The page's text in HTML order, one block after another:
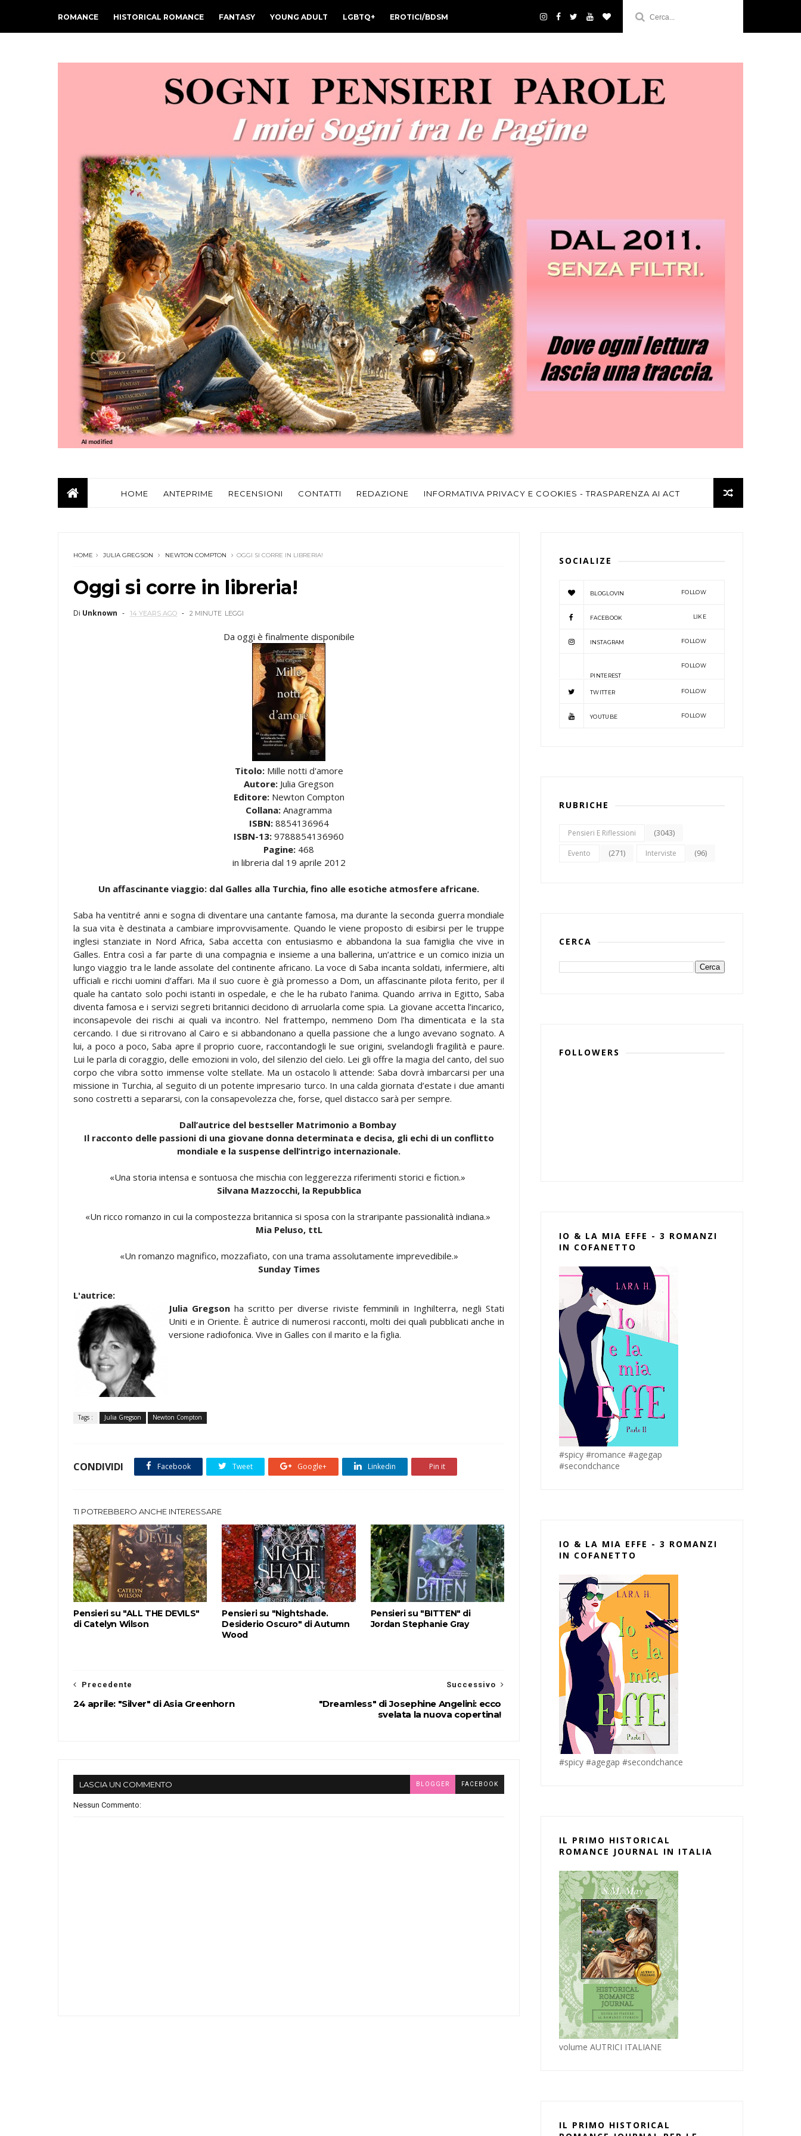
ROMANCE HISTORICAL ROMANCE FANTASY YOUNG ADULT LGBTQ+ EROTICI/BDSM
HOME ANTEPRIME RECENSIONI CONTATTI REDAZIONE INFORMATIVA PRIVACY E COOKIES - TRASPARENZA AI ACT
HOME JULIA GREGSON NEWTON COMPTON OGGI SI CORRE IN LIBRERIA!
Oggi si corre in libreria!
Di Unknown 14 YEARS AGO 2 MINUTE LEGGI
Da oggi è finalmente disponibile
Titolo:Mille notti d'amore
Autore: Julia Gregson
Editore:Newton Compton
Collana: Anagramma
ISBN:8854136964
ISBN-13: 9788854136960
Pagine: 468
in libreria dal 19 aprile 2012
Un affascinante viaggio: dal Galles alla Turchia, fino alle esotiche atmosfere africane.
Saba ha ventitré anni e sogna di diventare una cantante famosa, ma durante la seconda guerra mondiale
la sua vita è destinata a cambiare improvvisamente. Quando le viene proposto di esibirsi per le truppe
inglesi stanziate in Nord Africa, Saba accetta con entusiasmo e abbandona la sua famiglia che vive in
Galles. Entra così a far parte di una compagnia e insieme a una ballerina, un’attrice e un comico inizia un
lungo viaggio tra le lande assolate del continente africano. La voce di Saba incanta soldati, infermiere, alti
ufficiali e ricchi uomini d’affari. Ma il suo cuore è già promesso a Dom, un affascinante pilota ferito, per il
quale ha cantato solo pochi istanti in ospedale, e che le ha rubato l’anima. Quando arriva in Egitto, Saba
diventa famosa e i servizi segreti britannici decidono di arruolarla come spia. La giovane accetta l’incarico,
inconsapevole dei rischi ai quali va incontro. Nel frattempo, nemmeno Dom l’ha dimenticata e la sta
cercando. I due si ritrovano al Cairo e si abbandonano a quella passione che a lungo avevano sognato. A
lui, a poco a poco, Saba apre il proprio cuore, raccontandogli le sue origini, svelandogli fragilità e paure.
Lui le parla di coraggio, delle emozioni in volo, del silenzio del cielo. Lei gli offre la magia del canto, del suo
corpo che vibra sotto immense volte stellate. Ma un ostacolo li attende: Saba dovrà imbarcarsi per una
missione in Turchia, al seguito di un potente impresario turco. In una calda giornata d’estate i due amanti
sono costretti a separarsi, con la consapevolezza che, forse, quel distacco sarà per sempre.
Dall’autrice del bestseller Matrimonio a Bombay
Il racconto delle passioni di una giovane donna determinata e decisa, gli echi di un conflitto
mondiale e la suspense dell’intrigo internazionale.
«Una storia intensa e sontuosa che mischia con leggerezza riferimenti storici e fiction.»
Silvana Mazzocchi, la Repubblica
«Un ricco romanzo in cui la compostezza britannica si sposa con la straripante passionalità indiana.»
Mia Peluso, ttL
«Un romanzo magnifico, mozzafiato, con una trama assolutamente imprevedibile.»
Sunday Times
L'autrice:
Julia Gregson ha scritto per diverse riviste femminili in Inghilterra, negli Stati
Uniti e in Oriente. È autrice di numerosi racconti, molti dei quali pubblicati anche in
versione radiofonica. Vive in Galles con il marito e la figlia.
Tags : Julia Gregson Newton Compton
CONDIVIDI Facebook Tweet Google+ Linkedin Pin it
TI POTREBBERO ANCHE INTERESSARE
Pensieri su "ALL THE DEVILS"
di Catelyn Wilson
Pensieri su "Nightshade.
Desiderio Oscuro" di Autumn
Wood
Pensieri su "BITTEN" di
Jordan Stephanie Gray
Successivo
"Dreamless" di Josephine Angelini: ecco
svelata la nuova copertina!
Precedente
24 aprile: "Silver" di Asia Greenhorn
LASCIA UN COMMENTO BLOGGER FACEBOOK
Nessun Commento:
SOCIALIZE
BLOGLOVIN FOLLOW
FACEBOOK LIKE
INSTAGRAM FOLLOW
PINTEREST
FOLLOW
TWITTER FOLLOW
YOUTUBE FOLLOW
RUBRICHE
Pensieri E Riflessioni (3043)
Evento (271) Interviste (96)
CERCA
FOLLOWERS
IO & LA MIA EFFE - 3 ROMANZI
IN COFANETTO
#spicy #romance #agegap
#secondchance
IO & LA MIA EFFE - 3 ROMANZI
IN COFANETTO
#spicy #agegap #secondchance
IL PRIMO HISTORICAL
ROMANCE JOURNAL IN ITALIA
volume AUTRICI ITALIANE
IL PRIMO HISTORICAL